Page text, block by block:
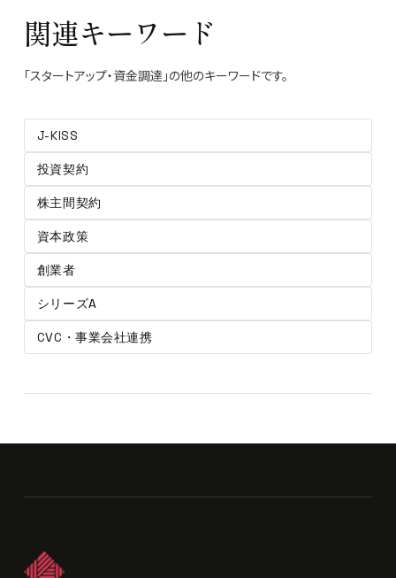
関連キーワード
「スタートアップ・資金調達」の他のキーワードです。
J-KISS
投資契約
株主間契約
資本政策
創業者
シリーズA
CVC・事業会社連携